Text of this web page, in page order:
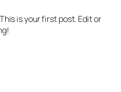
is your first post. Edit or